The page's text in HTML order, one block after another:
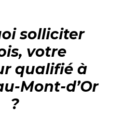
solliciter
votre
qualifié à
Mont-d’Or
?